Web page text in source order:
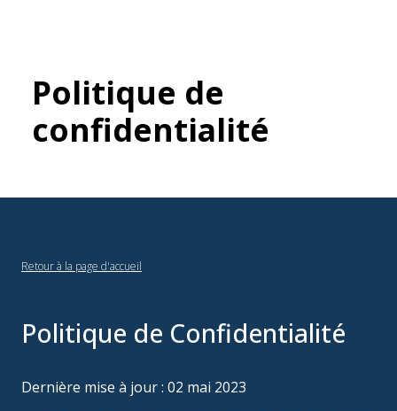
Politique de
confidentialité
Retour à la page d'accueil
Politique de Confidentialité
Dernière mise à jour : 02 mai 2023